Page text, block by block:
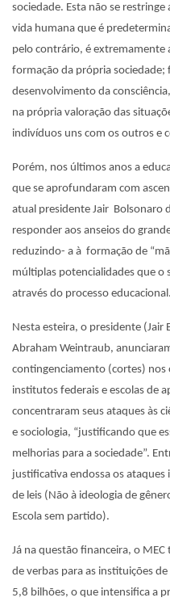
sociedade. Esta não se
vida humana que é
pelo contrário, é extremamente
formação da própria
desenvolvimento da
na própria valoração das
indivíduos uns com os outros e
Porém, nos últimos anos a
que se aprofundaram com
atual presidente Jair Bolsonaro
responder aos anseios do
reduzindo- a à formação de
múltiplas potencialidades que o
através do processo educacional.
Nesta esteira, o presidente
Abraham Weintraub,
contingenciamento (cortes) nos
institutos federais e escolas de
concentraram seus ataques às
e sociologia, “justificando que
melhorias para a sociedade”.
justificativa endossa os
de leis (Não à ideologia de
Escola sem partido).
Já na questão financeira, o
de verbas para as instituições
5,8 bilhões, o que intensifica a